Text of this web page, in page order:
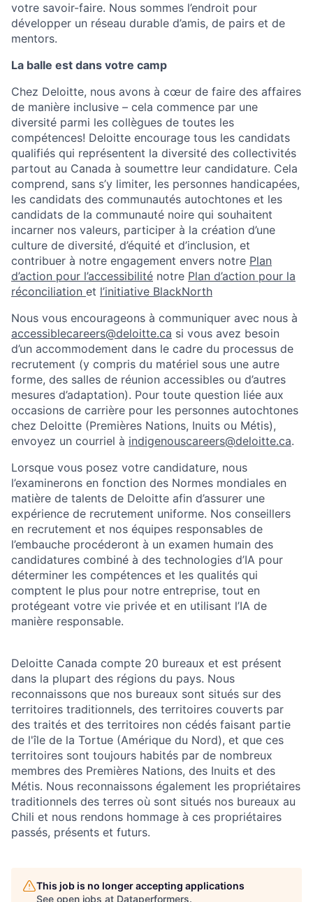
votre savoir-faire. Nous sommes l’endroit pour
développer un réseau durable d’amis, de pairs et de
mentors.
La balle est dans votre camp
Chez Deloitte, nous avons à cœur de faire des affaires
de manière inclusive – cela commence par une
diversité parmi les collègues de toutes les
compétences! Deloitte encourage tous les candidats
qualifiés qui représentent la diversité des collectivités
partout au Canada à soumettre leur candidature. Cela
comprend, sans s’y limiter, les personnes handicapées,
les candidats des communautés autochtones et les
candidats de la communauté noire qui souhaitent
incarner nos valeurs, participer à la création d’une
culture de diversité, d’équité et d’inclusion, et
contribuer à notre engagement envers notre Plan
d’action pour l’accessibilité notre Plan d’action pour la
réconciliation et l’initiative BlackNorth
Nous vous encourageons à communiquer avec nous à
accessiblecareers@deloitte.ca si vous avez besoin
d’un accommodement dans le cadre du processus de
recrutement (y compris du matériel sous une autre
forme, des salles de réunion accessibles ou d’autres
mesures d’adaptation). Pour toute question liée aux
occasions de carrière pour les personnes autochtones
chez Deloitte (Premières Nations, Inuits ou Métis),
envoyez un courriel à indigenouscareers@deloitte.ca.
Lorsque vous posez votre candidature, nous
l’examinerons en fonction des Normes mondiales en
matière de talents de Deloitte afin d’assurer une
expérience de recrutement uniforme. Nos conseillers
en recrutement et nos équipes responsables de
l’embauche procéderont à un examen humain des
candidatures combiné à des technologies d’IA pour
déterminer les compétences et les qualités qui
comptent le plus pour notre entreprise, tout en
protégeant votre vie privée et en utilisant l’IA de
manière responsable.
Deloitte Canada compte 20 bureaux et est présent
dans la plupart des régions du pays. Nous
reconnaissons que nos bureaux sont situés sur des
territoires traditionnels, des territoires couverts par
des traités et des territoires non cédés faisant partie
de l'île de la Tortue (Amérique du Nord), et que ces
territoires sont toujours habités par de nombreux
membres des Premières Nations, des Inuits et des
Métis. Nous reconnaissons également les propriétaires
traditionnels des terres où sont situés nos bureaux au
Chili et nous rendons hommage à ces propriétaires
passés, présents et futurs.
This job is no longer accepting applications
See open jobs at Dataperformers.